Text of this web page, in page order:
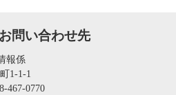
問い合わせ先
報係
1-1-1
467-0770